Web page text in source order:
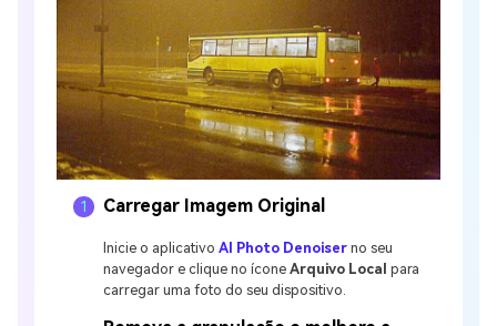
1 Carregar Imagem Original
Inicie o aplicativoAI Photo Denoiser no seu
navegador e clique no íconeArquivo Local para
carregar uma foto do seu dispositivo.